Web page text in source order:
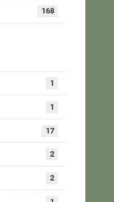
168
1
1
17
2
2